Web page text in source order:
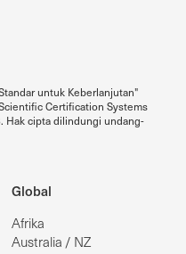
untuk Keberlanjutan"
Certification Systems
Hak cipta dilindungi undang-
Global
Afrika
Australia / NZ